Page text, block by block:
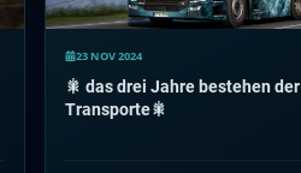
23 NOV 2024
🎇 das drei Jahre bestehen der Elbe
Transporte🎇